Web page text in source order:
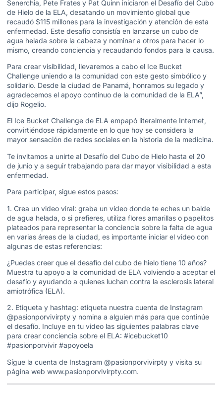
Senerchia, Pete Frates y Pat Quinn iniciaron el Desafío del Cubo
de Hielo de la ELA, desatando un movimiento global que
recaudó $115 millones para la investigación y atención de esta
enfermedad. Este desafío consistía en lanzarse un cubo de
agua helada sobre la cabeza y nominar a otros para hacer lo
mismo, creando conciencia y recaudando fondos para la causa.
Para crear visibilidad, llevaremos a cabo el Ice Bucket
Challenge uniendo a la comunidad con este gesto simbólico y
solidario. Desde la ciudad de Panamá, honramos su legado y
agradecemos el apoyo continuo de la comunidad de la ELA”,
dijo Rogelio.
El Ice Bucket Challenge de ELA empapó literalmente Internet,
convirtiéndose rápidamente en lo que hoy se considera la
mayor sensación de redes sociales en la historia de la medicina.
Te invitamos a unirte al Desafío del Cubo de Hielo hasta el 20
de junio y a seguir trabajando para dar mayor visibilidad a esta
enfermedad.
Para participar, sigue estos pasos:
1. Crea un video viral: graba un video donde te eches un balde
de agua helada, o si prefieres, utiliza flores amarillas o papelitos
plateados para representar la conciencia sobre la falta de agua
en varias áreas de la ciudad, es importante iniciar el video con
algunas de estas referencias:
¿Puedes creer que el desafío del cubo de hielo tiene 10 años?
Muestra tu apoyo a la comunidad de ELA volviendo a aceptar el
desafío y ayudando a quienes luchan contra la esclerosis lateral
amiotrófica (ELA).
2. Etiqueta y hashtag: etiqueta nuestra cuenta de Instagram
@pasionporvivirpty y nomina a alguien más para que continúe
el desafío. Incluye en tu video las siguientes palabras clave
para crear conciencia sobre el ELA: #icebucket10
#pasionporvivir #apoyoela
Sígue la cuenta de Instagram @pasionporvivirpty y visita su
página web www.pasionporvivirpty.com.